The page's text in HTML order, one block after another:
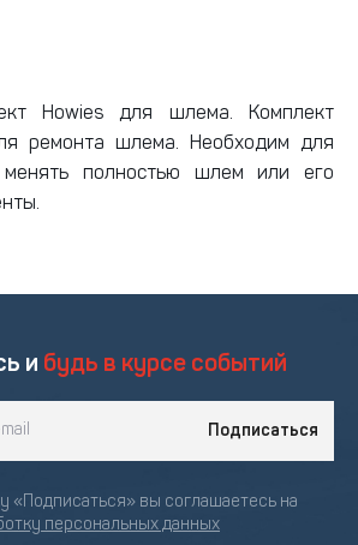
Howies для шлема. Комплект
ремонта шлема. Необходим для
полностью шлем или его
и будь в курсе событий
Подписаться
«Подписаться» вы соглашаетесь на
персональных данных